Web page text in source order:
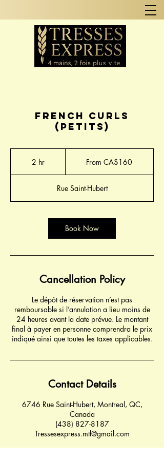
French Curls
(Petits)
2 hr2
CanadianFrom CA$160
Rue Saint-Hubert
Book Now
Cancellation Policy
Le dépôt de réservation n’est pas
remboursable si l’annulation a lieu moins de
24 heures avant la date prévue. Le montant
final à payer en personne comprendra le prix
indiqué ainsi que toutes les taxes applicables.
Contact Details
6746 Rue Saint-Hubert, Montreal, QC,
Canada
(438) 827-8187
Tressesexpress.mtl@gmail.com